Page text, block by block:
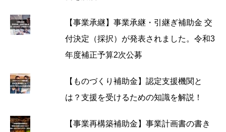
【事業承継】事業承継・引継ぎ補助金 交
付決定（採択）が発表されました。令和3
年度補正予算2次公募
【ものづくり補助金】認定支援機関と
は？支援を受けるための知識を解説！
【事業再構築補助金】事業計画書の書き